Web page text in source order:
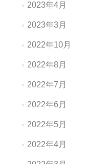
2023年4月
2023年3月
2022年10月
2022年8月
2022年7月
2022年6月
2022年5月
2022年4月